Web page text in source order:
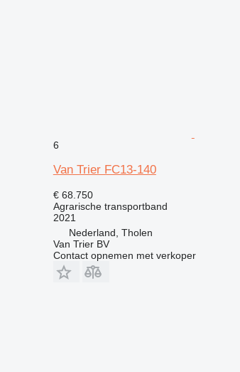
6
Van Trier FC13-140
€ 68.750
Agrarische transportband
2021
Nederland, Tholen
Van Trier BV
Contact opnemen met verkoper